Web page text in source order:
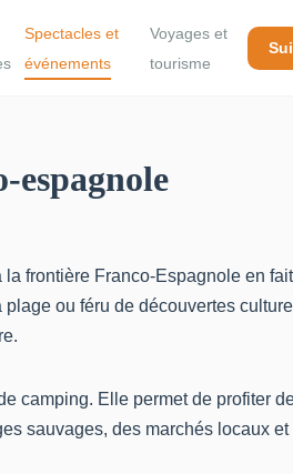
Spectacles et
événements
Voyages et
tourisme
espagnole
frontière Franco-Espagnole en
ou féru de découvertes
camping. Elle permet de profiter
sauvages, des marchés locaux